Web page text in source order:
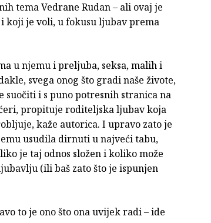
tema Vedrane Rudan – ali ovaj je
koji je voli, u fokusu ljubav prema
u njemu i preljuba, seksa, malih i
svega onog što gradi naše živote,
suočiti i s puno potresnih stranica na
propituje roditeljska ljubav koja
kaže autorica. I upravo zato je
usudila dirnuti u najveći tabu,
je taj odnos složen i koliko može
(ili baš zato što je ispunjen
to je ono što ona uvijek radi – ide